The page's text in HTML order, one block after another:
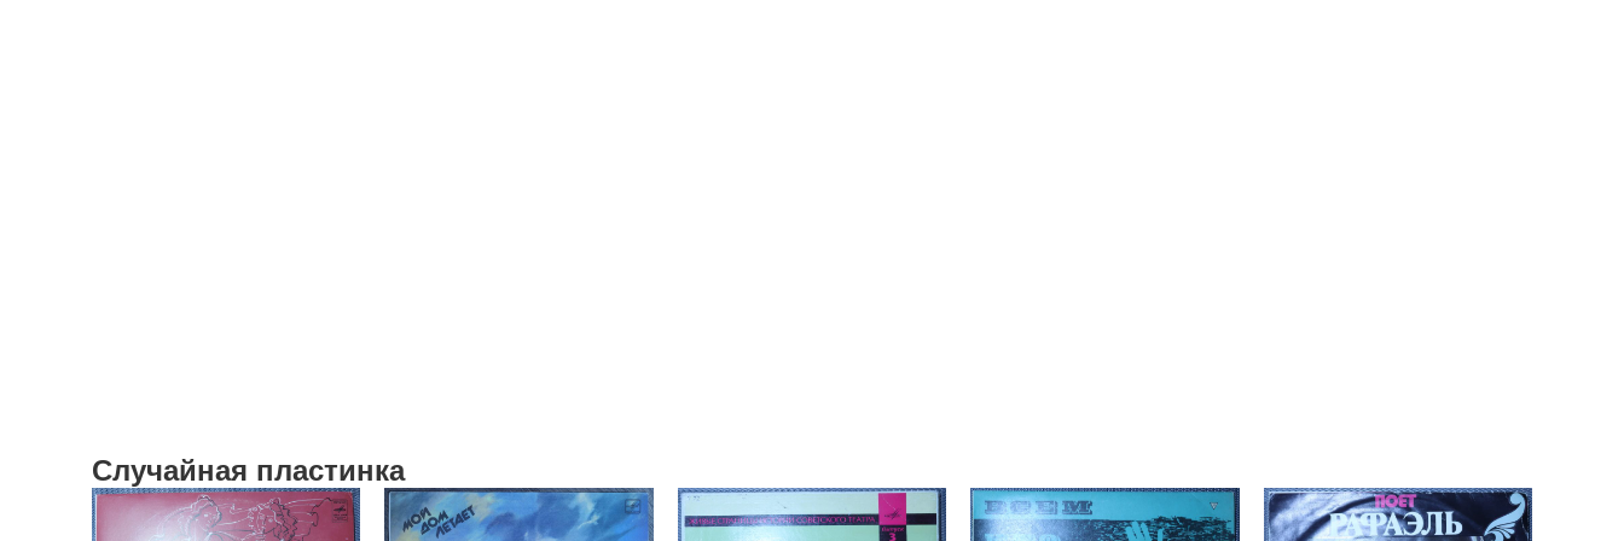
Случайная пластинка